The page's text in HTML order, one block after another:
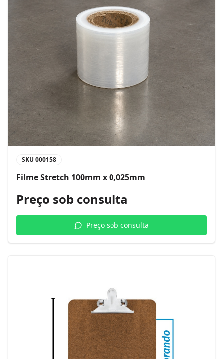
SKU 000158
Filme Stretch 100mm x 0,025mm
Preço sob consulta
Preço sob consulta